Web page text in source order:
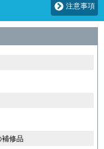
注意事項
補修品